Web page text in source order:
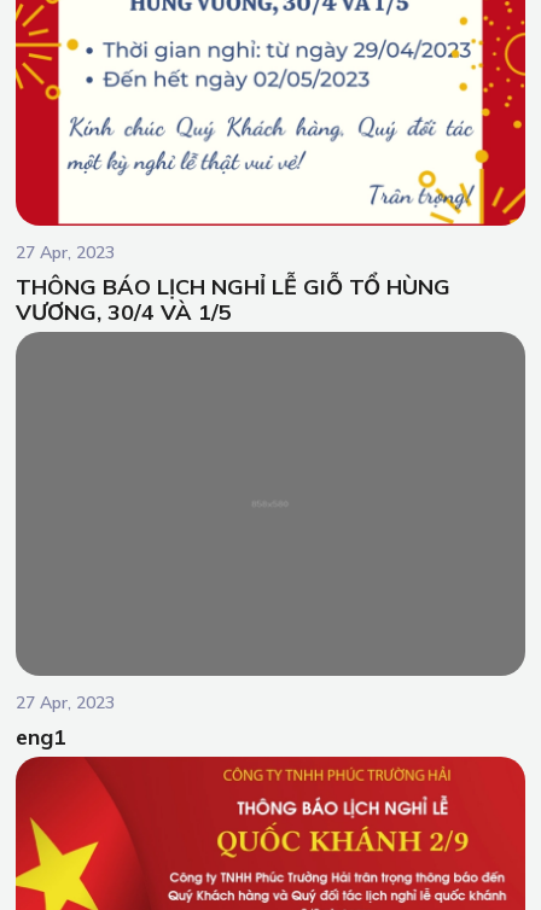
27 Apr, 2023
THÔNG BÁO LỊCH NGHỈ LỄ GIỖ TỔ HÙNG
VƯƠNG, 30/4 VÀ 1/5
27 Apr, 2023
eng1